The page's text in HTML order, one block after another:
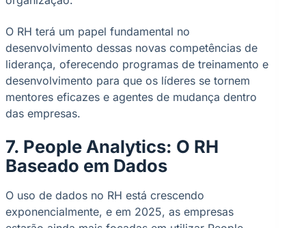
O RH terá um papel fundamental no
desenvolvimento dessas novas competências de
liderança, oferecendo programas de treinamento e
desenvolvimento para que os líderes se tornem
mentores eficazes e agentes de mudança dentro
das empresas.
7. People Analytics: O RH
Baseado em Dados
O uso de dados no RH está crescendo
exponencialmente, e em 2025, as empresas